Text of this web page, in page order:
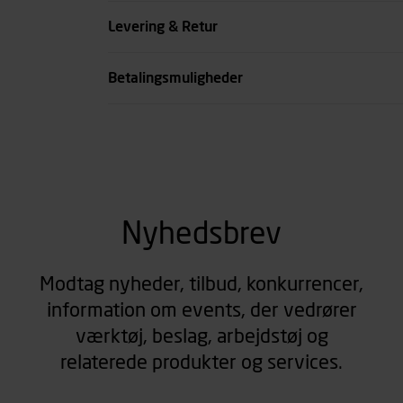
Levering & Retur
Betalingsmuligheder
Nyhedsbrev
Modtag nyheder, tilbud, konkurrencer,
information om events, der vedrører
værktøj, beslag, arbejdstøj og
relaterede produkter og services.